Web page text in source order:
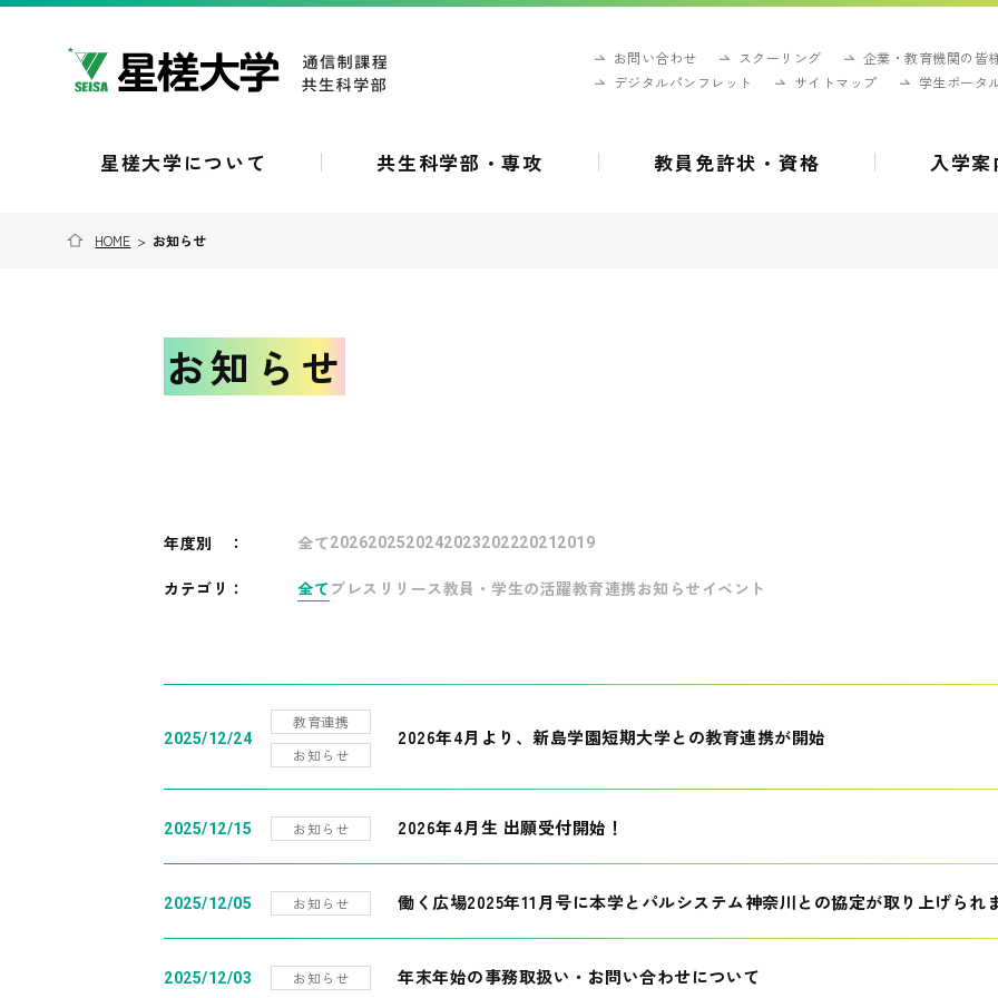
お問い合わせ スクーリング
企業・教育機関の皆
デジタルパンフレット
サイトマップ 学生ポータ
星槎大学について 共生科学部・専攻 教員免許状・資格 入学案
HOME > お知らせ
お知らせ
年度別 ： 全て202620252024202320222021 2019
カテゴリ： 全て プレスリリース教員・学生の活躍教育連携お知らせ イベント
2025/12/24
教育連携
お知らせ
2026年4月より、新島学園短期大学との教育連携が開始
2025/12/15 お知らせ 2026年4月生 出願受付開始！
2025/12/05 お知らせ 働く広場2025年11月号に本学とパルシステム神奈川との協定が取り上げられ
2025/12/03 お知らせ 年末年始の事務取扱い・お問い合わせについて